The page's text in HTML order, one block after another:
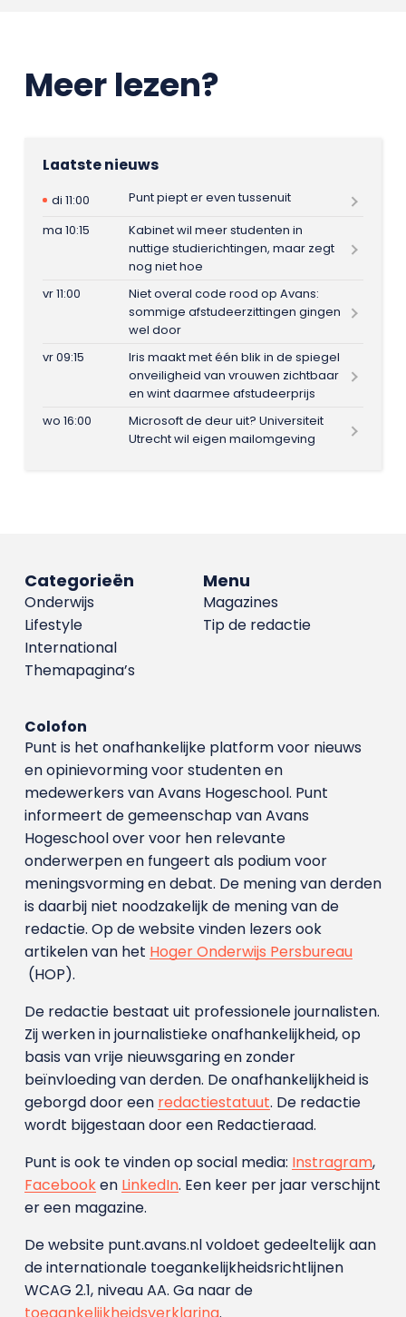
Meer lezen?
Laatste nieuws
di 11:00
Punt piept er even tussenuit
ma 10:15
Kabinet wil meer studenten in
nuttige studierichtingen, maar zegt
nog niet hoe
vr 11:00
Niet overal code rood op Avans:
sommige afstudeerzittingen gingen
wel door
vr 09:15
Iris maakt met één blik in de spiegel
onveiligheid van vrouwen zichtbaar
en wint daarmee afstudeerprijs
wo 16:00
Microsoft de deur uit? Universiteit
Utrecht wil eigen mailomgeving
Menu
Magazines
Tip de redactie
Categorieën
Onderwijs
Lifestyle
International
Themapagina’s
Colofon
Punt is het onafhankelijke platform voor nieuws
en opinievorming voor studenten en
medewerkers van Avans Hoge­school. Punt
informeert de gemeenschap van Avans
Hogeschool over voor hen relevante
onderwerpen en fungeert als podium voor
meningsvorming en debat. De mening van derden
is daarbij niet noodzakelijk de mening van de
redactie. Op de website vinden lezers ook
artikelen van het Hoger Onderwijs Persbureau
(HOP).
De redactie bestaat uit professionele journalisten.
Zij werken in journalistieke onafhankelijkheid, op
basis van vrije nieuwsgaring en zonder
beïnvloeding van derden. De onafhankelijkheid is
geborgd door een redactiestatuut. De redactie
wordt bijgestaan door een Redactieraad.
Punt is ook te vinden op social media: Instragram,
Facebooken LinkedIn. Een keer per jaar verschijnt
er een magazine.
De website punt.avans.nl voldoet gedeeltelijk aan
de internationale toegankelijkheidsrichtlijnen
WCAG 2.1, niveau AA. Ga naar de